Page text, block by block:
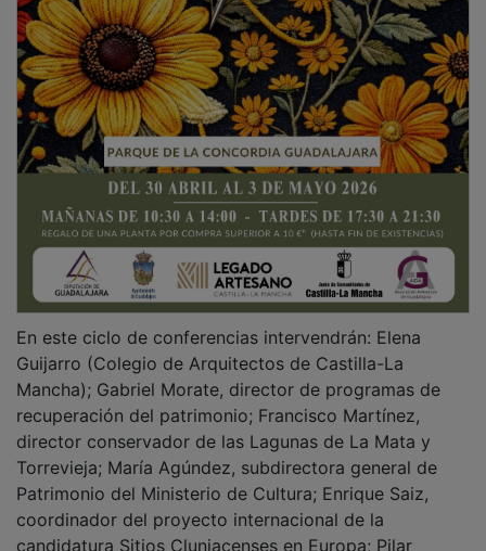
En este ciclo de conferencias intervendrán: Elena
Guijarro (Colegio de Arquitectos de Castilla-La
Mancha); Gabriel Morate, director de programas de
recuperación del patrimonio; Francisco Martínez,
director conservador de las Lagunas de La Mata y
Torrevieja; María Agúndez, subdirectora general de
Patrimonio del Ministerio de Cultura; Enrique Saiz,
coordinador del proyecto internacional de la
candidatura Sitios Cluniacenses en Europa; Pilar
Martínez Taboada, cronista oficial de Sigüenza; y